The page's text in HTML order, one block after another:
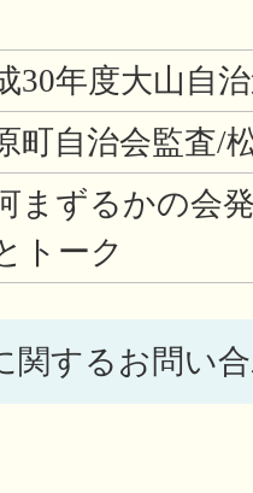
30年度大山自
町自治会監査/
まずるかの会
トーク
関するお問い